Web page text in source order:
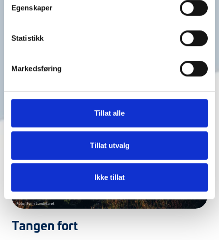
Egenskaper
Statistikk
Markedsføring
Tillat alle
Tillat utvalg
Ikke tillat
Cudrios gate 3 i Langesund er en del av
kystkulturkvartalet i byen. Området har et autentisk miljø
som er unikt i landssammenheng, og som formidler
viktige deler av den maritime historien langs
Les mer
Tangen fort